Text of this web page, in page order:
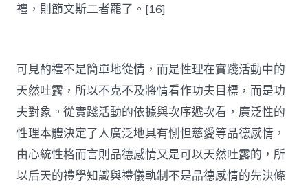
禮，則節文斯二者罷了。[16]
可見酌禮不是簡單地從情，而是性理在實踐活動中的
天然吐露，所以不克不及將情看作功夫目標，而是功
夫對象。從實踐活動的依據與次序遞次看，廣泛性的
性理本體決定了人廣泛地具有惻怛慈愛等品德感情，
由心統性格而言則品德感情又是可以天然吐露的，所
以后天的禮學知識與禮儀軌制不是品德感情的先決條